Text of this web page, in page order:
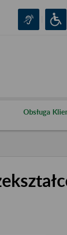
Obsługa